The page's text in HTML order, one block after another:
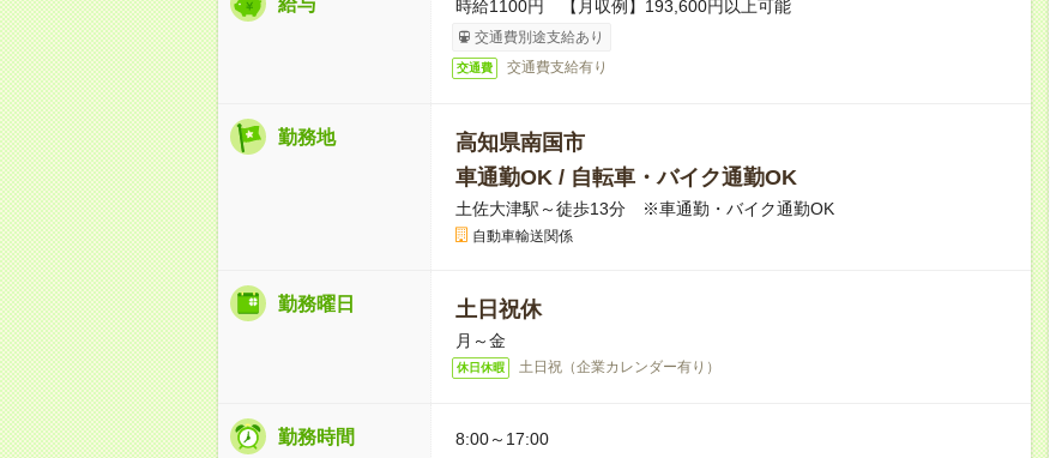
時給1100円 【月収例】193,600円以上可能
交通費別途支給あり
交通費 交通費支給有り
勤務地
高知県南国市
車通勤OK / 自転車・バイク通勤OK
土佐大津駅～徒歩13分 ※車通勤・バイク通勤OK
自動車輸送関係
勤務曜日 土日祝休
月～金
休日休暇 土日祝（企業カレンダー有り）
勤務時間 8:00～17:00